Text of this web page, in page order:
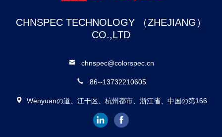
CHNSPEC TECHNOLOGY （ZHEJIANG）
CO.,LTD
chnspec@colorspec.cn
86--13732210605
Wenyuanの道、江干区、杭州都市、浙江省、中国の第166